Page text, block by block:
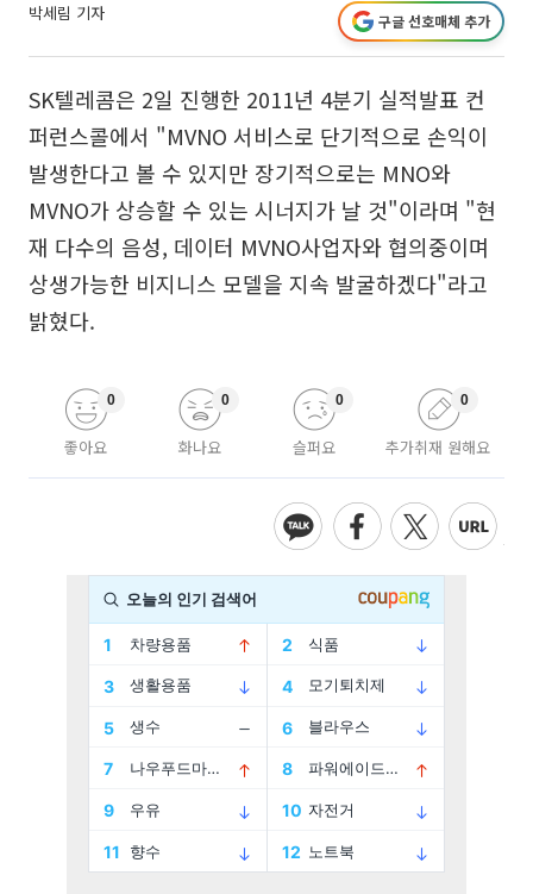
박세림 기자 구글 선호매체 추가
SK텔레콤은 2일 진행한 2011년 4분기 실적발표 컨
퍼런스콜에서 "MVNO 서비스로 단기적으로 손익이
발생한다고 볼 수 있지만 장기적으로는 MNO와
MVNO가 상승할 수 있는 시너지가 날 것"이라며 "현
재 다수의 음성, 데이터 MVNO사업자와 협의중이며
상생가능한 비지니스 모델을 지속 발굴하겠다"라고
밝혔다.
좋아요
0
화나요
0
슬퍼요
0
추가취재 원해요
0